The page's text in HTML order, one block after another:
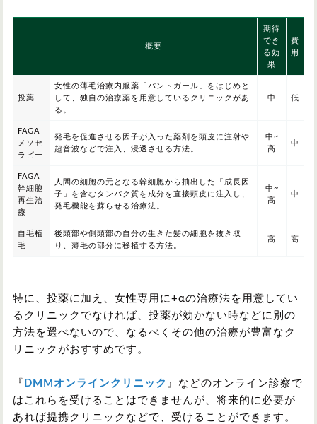
概要
期待
でき
る効
果
費
用
投薬
女性の薄毛治療内服薬「パントガール」をはじめと
して、独自の治療薬を用意しているクリニックがあ
る。
中 低
FAGA
メソセ
ラピー
発毛を促進させる因子が入った薬剤を頭皮に注射や
超音波などで注入、浸透させる方法。
中~
高
中
FAGA
幹細胞
再生治
療
人間の細胞の元となる幹細胞から抽出した「成長因
子」を含むタンパク質を成分を直接頭皮に注入し、
発毛機能を蘇らせる治療法。
中~
高
中
自毛植
毛
後頭部や側頭部の自分の生きた髪の細胞を抜き取
り、薄毛の部分に移植する方法。
高 高
特に、投薬に加え、女性専用に+αの治療法を用意してい
るクリニックでなければ、投薬が効かない時などに別の
方法を選べないので、なるべくその他の治療が豊富なク
リニックがおすすめです。
『 DMMオンラインクリニック 』などのオンライン診察で
はこれらを受けることはできませんが、将来的に必要が
あれば提携クリニックなどで、受けることができます。